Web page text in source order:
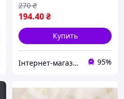
194.40₴
270 ₴
Купить
Інтернет-магазин товарів для дому "The Rechi" 95%